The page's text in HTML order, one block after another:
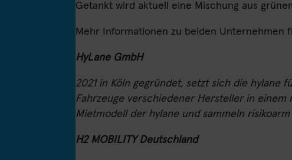
Getankt wird aktuell eine Mischung aus
Mehr Informationen zu beiden Unternehmen
HyLane GmbH
2021 in Köln gegründet, setzt sich die hylane
Fahrzeuge verschiedener Hersteller in
Mietmodell der hylane und sammeln
H2 MOBILITY Deutschland